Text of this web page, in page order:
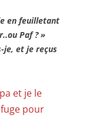
en feuilletant
Paf ? »
je, et je reçus
et je le
pour